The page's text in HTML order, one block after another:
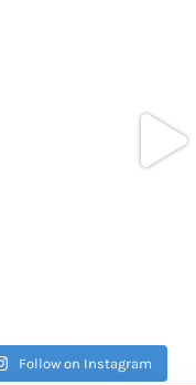
Follow on Instagram